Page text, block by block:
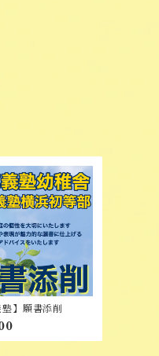
塾】願書添削